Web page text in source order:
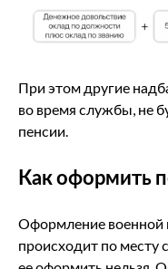
При этом другие
во время службы, не
пенсии.
Как оформить
Оформление военной
происходит по